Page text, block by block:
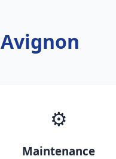
⚙️
Maintenance